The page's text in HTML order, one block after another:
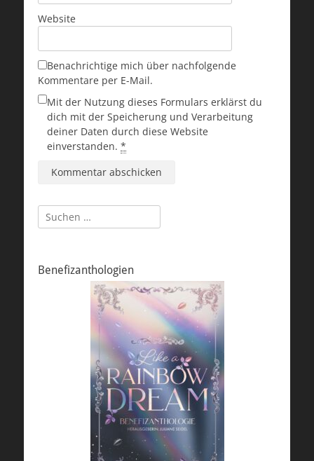
Website
Benachrichtige mich über nachfolgende
Kommentare per E-Mail.
Mit der Nutzung dieses Formulars erklärst du
dich mit der Speicherung und Verarbeitung
deiner Daten durch diese Website
einverstanden. *
Suchen
nach:
Benefizanthologien